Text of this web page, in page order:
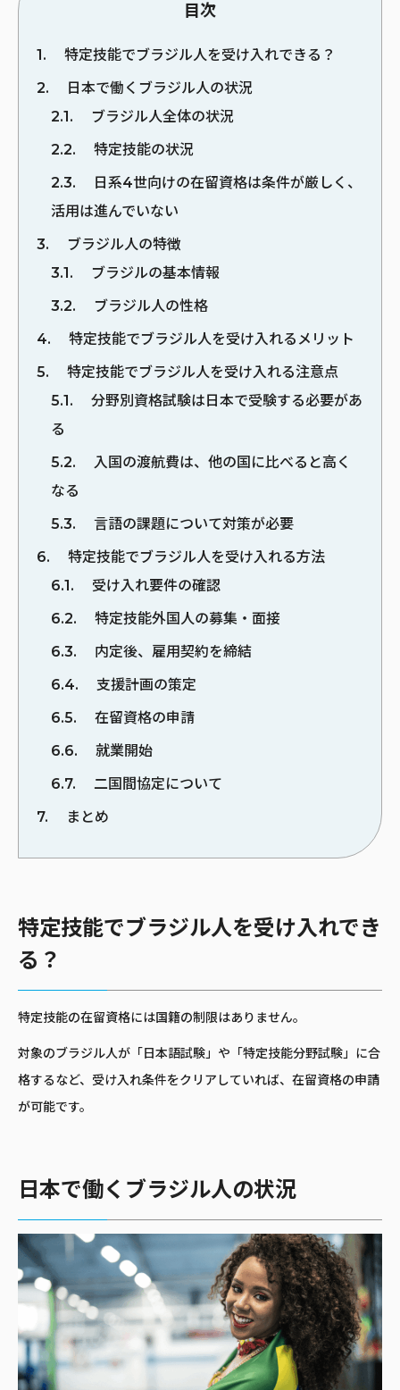
目次
1
特定技能でブラジル人を受け入れできる？
2
日本で働くブラジル人の状況
2.1
ブラジル人全体の状況
2.2
特定技能の状況
2.3
日系4世向けの在留資格は条件が厳しく、
活用は進んでいない
3
ブラジル人の特徴
3.1
ブラジルの基本情報
3.2
ブラジル人の性格
4
特定技能でブラジル人を受け入れるメリット
5
特定技能でブラジル人を受け入れる注意点
5.1
分野別資格試験は日本で受験する必要があ
る
5.2
入国の渡航費は、他の国に比べると高く
なる
5.3
言語の課題について対策が必要
6
特定技能でブラジル人を受け入れる方法
6.1
受け入れ要件の確認
6.2
特定技能外国人の募集・面接
6.3
内定後、雇用契約を締結
6.4
支援計画の策定
6.5
在留資格の申請
6.6
就業開始
6.7
二国間協定について
7
まとめ
特定技能でブラジル人を受け入れでき
る？
特定技能の在留資格には国籍の制限はありません。
対象のブラジル人が「日本語試験」や「特定技能分野試験」に合
格するなど、受け入れ条件をクリアしていれば、在留資格の申請
が可能です。
日本で働くブラジル人の状況